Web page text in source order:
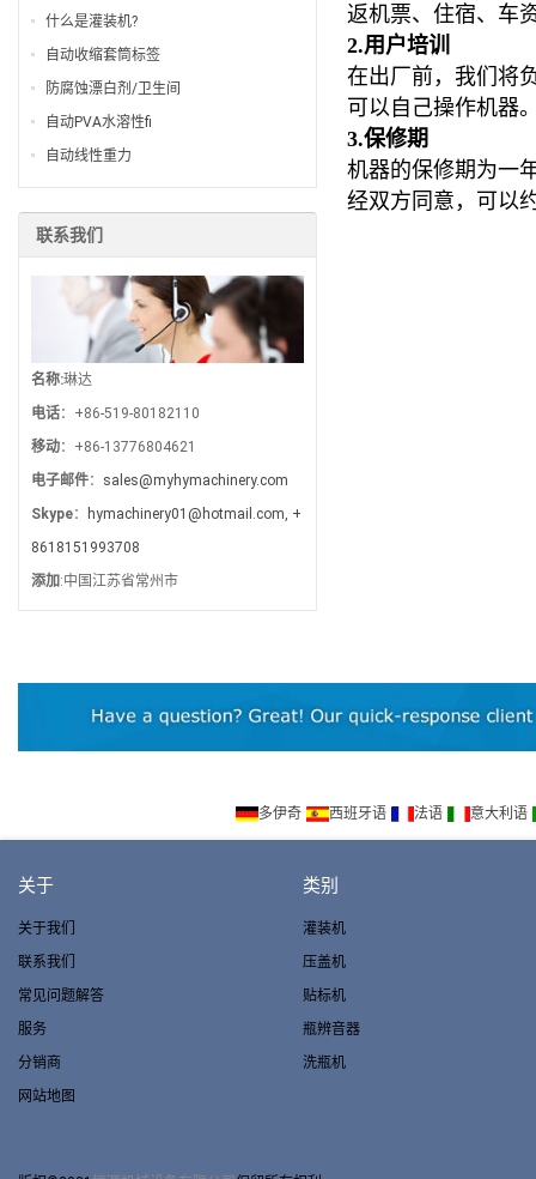
返机票、住宿、车
2.用户培训
在出厂前，我们将
可以自己操作机器
3.保修期
机器的保修期为一
经双方同意，可以
什么是灌装机?
自动收缩套筒标签
防腐蚀漂白剂/卫生间
自动PVA水溶性fi
自动线性重力
联系我们
名称:琳达
电话：+86-519-80182110
移动：+86-13776804621
电子邮件： sales@myhymachinery.com
Skype：
hymachinery01@hotmail.com, +
8618151993708
添加:中国江苏省常州市
多伊奇 西班牙语 法语 意大利语
关于
关于我们
联系我们
常见问题解答
服务
分销商
网站地图
类别
灌装机
压盖机
贴标机
瓶辨音器
洗瓶机